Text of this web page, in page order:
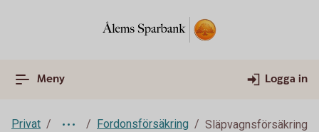
Meny Logga in
Privat Fordonsförsäkring Släpvagnsförsäkring